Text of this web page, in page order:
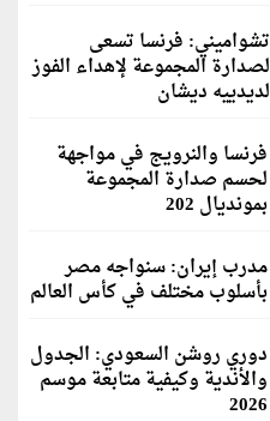
تشواميني: فرنسا تسعى
لصدارة المجموعة لإهداء الفوز
لديدييه ديشان
فرنسا والنرويج في مواجهة
لحسم صدارة المجموعة
بمونديال 202
مدرب إيران: سنواجه مصر
بأسلوب مختلف في كأس العالم
دوري روشن السعودي: الجدول
والأندية وكيفية متابعة موسم
2026